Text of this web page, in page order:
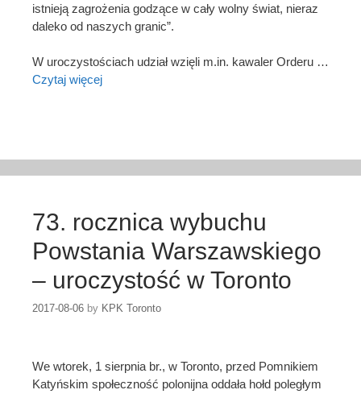
istnieją zagrożenia godzące w cały wolny świat, nieraz
daleko od naszych granic”.
W uroczystościach udział wzięli m.in. kawaler Orderu …
Czytaj więcej
73. rocznica wybuchu
Powstania Warszawskiego
– uroczystość w Toronto
2017-08-06 by KPK Toronto
We wtorek, 1 sierpnia br., w Toronto, przed Pomnikiem
Katyńskim społeczność polonijna oddała hołd poległym